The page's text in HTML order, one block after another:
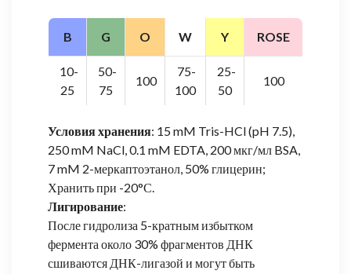
B G O W Y ROSE
10-
25
50-
75
100
75-
100
25-
50
100
Условия хранения: 15 mM Tris-HCl (pH 7.5),
250 mM NaCl, 0.1 mM EDTA, 200 мкг/мл BSA,
7 mM 2-меркаптоэтанол, 50% глицерин;
Хранить при -20°С.
Лигирование:
После гидролиза 5-кратным избытком
фермента около 30% фрагментов ДНК
сшиваются ДНК-лигазой и могут быть